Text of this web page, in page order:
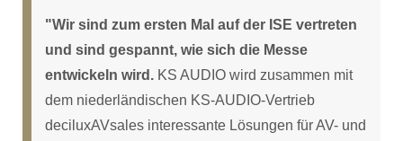
"Wir sind zum ersten Mal auf der ISE vertreten
und sind gespannt, wie sich die Messe
entwickeln wird. KS AUDIO wird zusammen mit
dem niederländischen KS-AUDIO-Vertrieb
deciluxAVsales interessante Lösungen für AV- und